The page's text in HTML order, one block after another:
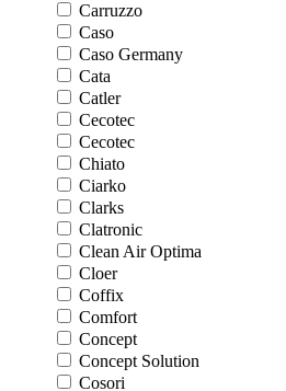
Carruzzo
Caso
Caso Germany
Cata
Catler
Cecotec
Cecotec
Chiato
Ciarko
Clarks
Clatronic
Clean Air Optima
Cloer
Coffix
Comfort
Concept
Concept Solution
Cosori